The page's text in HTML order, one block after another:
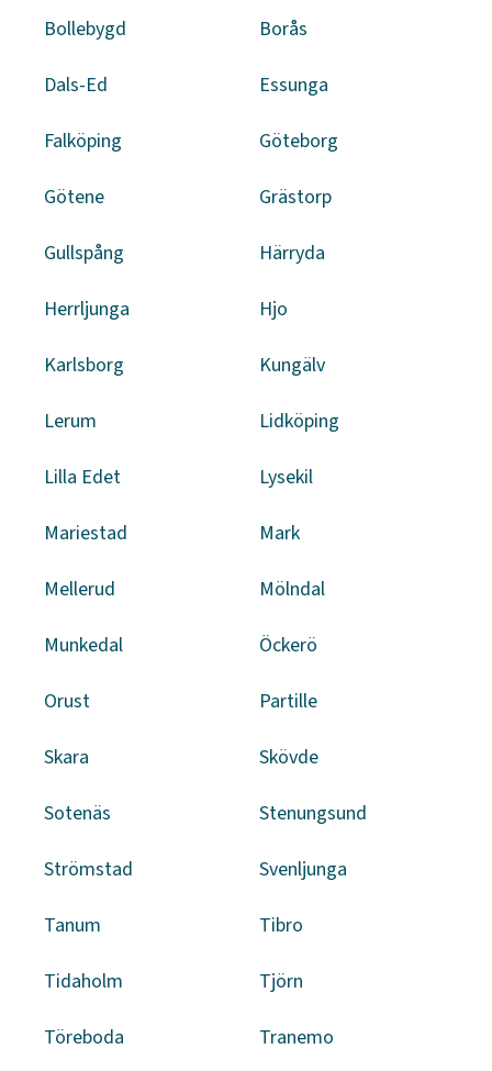
Bollebygd Borås
Dals-Ed Essunga
Falköping Göteborg
Götene Grästorp
Gullspång Härryda
Herrljunga Hjo
Karlsborg Kungälv
Lerum Lidköping
Lilla Edet Lysekil
Mariestad Mark
Mellerud Mölndal
Munkedal Öckerö
Orust Partille
Skara Skövde
Sotenäs Stenungsund
Strömstad Svenljunga
Tanum Tibro
Tidaholm Tjörn
Töreboda Tranemo